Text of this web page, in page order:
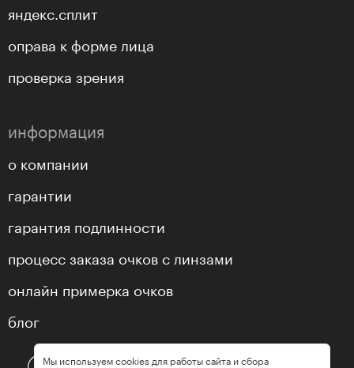
яндекс.сплит
оправа к форме лица
проверка зрения
информация
о компании
гарантии
гарантия подлинности
процесс заказа очков с линзами
онлайн примерка очков
блог
Мы используем cookies для работы сайта и сбора